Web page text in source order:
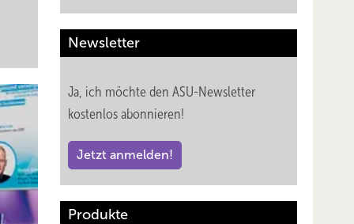
-
Newsletter
Ja, ich möchte den ASU-Newsletter
kostenlos abonnieren!
Jetzt anmelden!
Produkte